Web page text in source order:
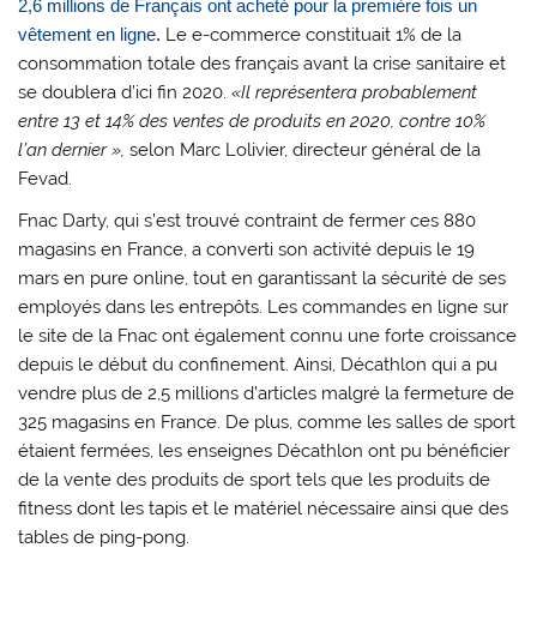
2,6 millions de Français ont acheté pour la première fois un
vêtement en ligne. Le e-commerce constituait 1% de la
consommation totale des français avant la crise sanitaire et
se doublera d’ici fin 2020.«Il représentera probablement
entre 13 et 14% des ventes de produits en 2020, contre 10%
l’an dernier »,selon Marc Lolivier, directeur général de la
Fevad.
Fnac Darty, qui s’est trouvé contraint de fermer ces 880
magasins en France, a converti son activité depuis le 19
mars en pure online, tout en garantissant la sécurité de ses
employés dans les entrepôts. Les commandes en ligne sur
le site de la Fnac ont également connu une forte croissance
depuis le début du confinement. Ainsi, Décathlon qui a pu
vendre plus de 2,5 millions d’articles malgré la fermeture de
325 magasins en France. De plus, comme les salles de sport
étaient fermées, les enseignes Décathlon ont pu bénéficier
de la vente des produits de sport tels que les produits de
fitness dont les tapis et le matériel nécessaire ainsi que des
tables de ping-pong.